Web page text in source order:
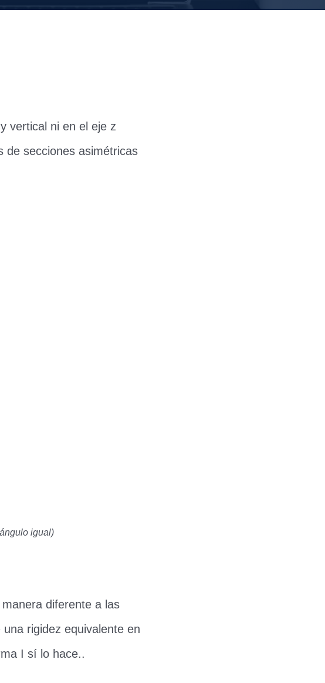
vertical ni en el eje z
de secciones asimétricas
igual)
diferente a las
rigidez equivalente en
I sí lo hace..